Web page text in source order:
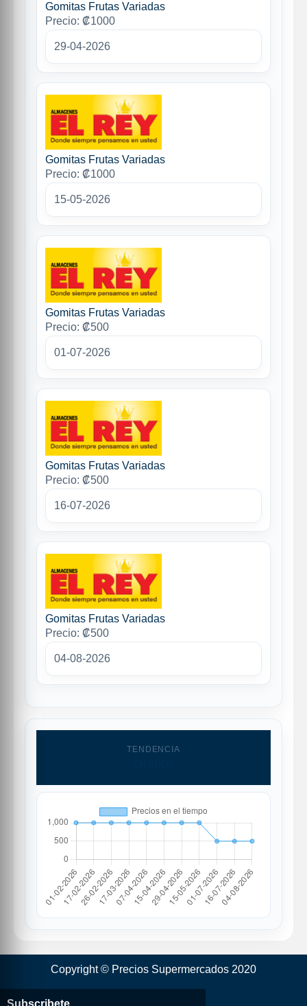
Gomitas Frutas Variadas
Precio: ₡1000
29-04-2026
Gomitas Frutas Variadas
Precio: ₡1000
15-05-2026
Gomitas Frutas Variadas
Precio: ₡500
01-07-2026
Gomitas Frutas Variadas
Precio: ₡500
16-07-2026
Gomitas Frutas Variadas
Precio: ₡500
04-08-2026
TENDENCIA
Copyright © Precios Supermercados 2020
Subscribete